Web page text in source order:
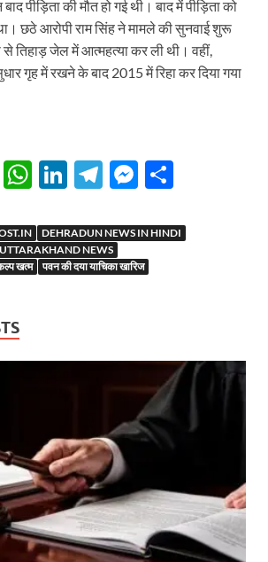
पीड़िता की मौत हो गई थी। बाद में पीड़िता को
था। छठे आरोपी राम सिंह ने मामले की सुनवाई शुरू
तिहाड़ जेल में आत्महत्या कर ली थी। वहीं,
गृह में रखने के बाद 2015 में रिहा कर दिया गया
Pi W
at
s
Li
k
e
T
e
gr
M
se
n
ar
DEHRADUN NEWS IN HINDI
UTTARAKHAND NEWS
खत्म
पवन की दया याचिका खारिज